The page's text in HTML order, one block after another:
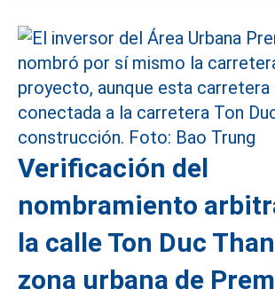
Verificación del
nombramiento
la calle Ton Duc
zona urbana de